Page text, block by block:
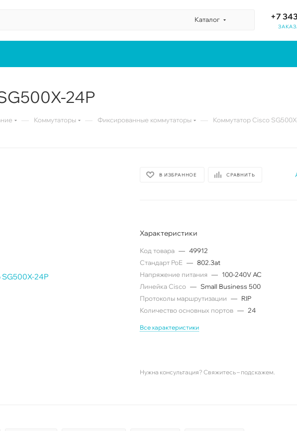
Каталог +7
24P
Коммутаторы Фиксированные коммутаторы Коммутатор Cisco
В ИЗБРАННОЕ СРАВНИТЬ
Характеристики
Код товара — 49912
Cтандарт PoE — 802.3at
Напряжение питания — 100-240V AC
Линейка Cisco — Small Business 500
Протоколы маршрутизации — RIP
Количество основных портов — 24
Все характеристики
Нужна консультация? Свяжитесь – подскажем.